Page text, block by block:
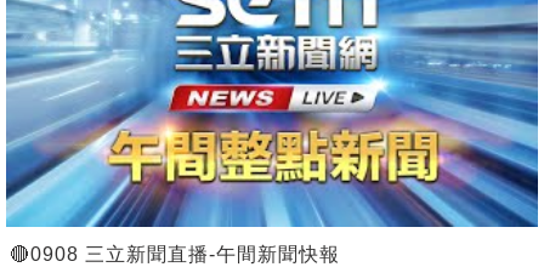
🔴0908 三立新聞直播-午間新聞快報